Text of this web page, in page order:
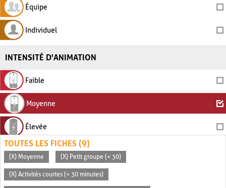
Équipe
Individuel
INTENSITÉ D'ANIMATION
Faible
Moyenne
Élevée
TOUTES LES FICHES (9)
(X) Moyenne (X) Petit groupe (< 30)
(X) Activités courtes (< 30 minutes)